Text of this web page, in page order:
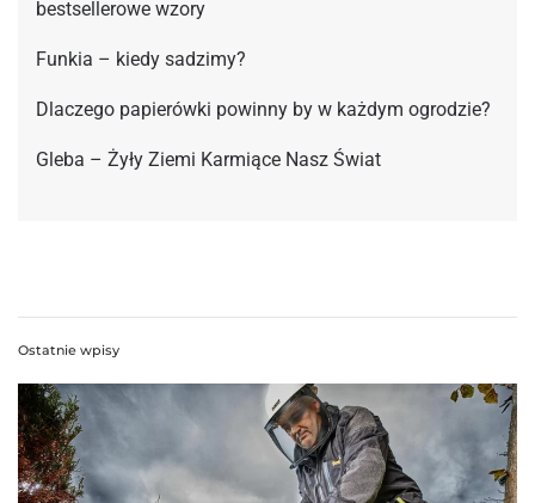
bestsellerowe wzory
Funkia – kiedy sadzimy?
Dlaczego papierówki powinny by w każdym ogrodzie?
Gleba – Żyły Ziemi Karmiące Nasz Świat
Ostatnie wpisy